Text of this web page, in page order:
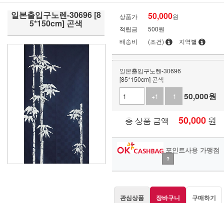
일본출입구노렌-30696 [8
5*150cm] 곤색
상품가 50,000원
적립금
500원
배송비
(조건) 지역별
일본출입구노렌-30696
[85*150cm] 곤색
+1
-1 50,000원
총 상품 금액 50,000 원
포인트사용 가맹점
?
관심상품 장바구니 구매하기